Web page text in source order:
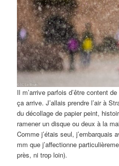
Il m’arrive parfois d’être content
ça arrive. J’allais prendre l’air à
du décollage de papier peint,
ramener un disque ou deux à la
Comme j’étais seul, j’embarquais
mm que j’affectionne
près, ni trop loin).